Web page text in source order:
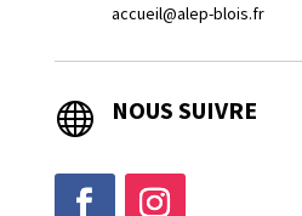
accueil@alep-blois.fr
 NOUS SUIVRE